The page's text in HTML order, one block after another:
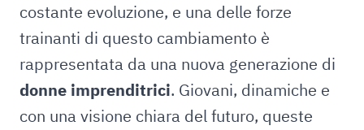
costante evoluzione, e una delle forze
trainanti di questo cambiamento è
rappresentata da una nuova generazione di
donne imprenditrici. Giovani, dinamiche e
con una visione chiara del futuro, queste